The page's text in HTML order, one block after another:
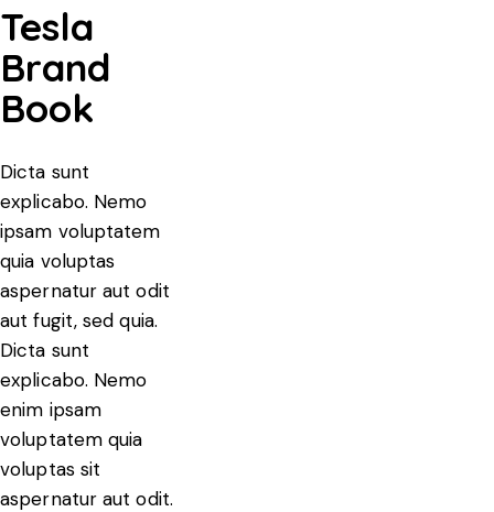
Tesla
Brand
Book
Dicta sunt
explicabo. Nemo
ipsam voluptatem
quia voluptas
aspernatur aut odit
aut fugit, sed quia.
Dicta sunt
explicabo. Nemo
enim ipsam
voluptatem quia
voluptas sit
aspernatur aut odit.